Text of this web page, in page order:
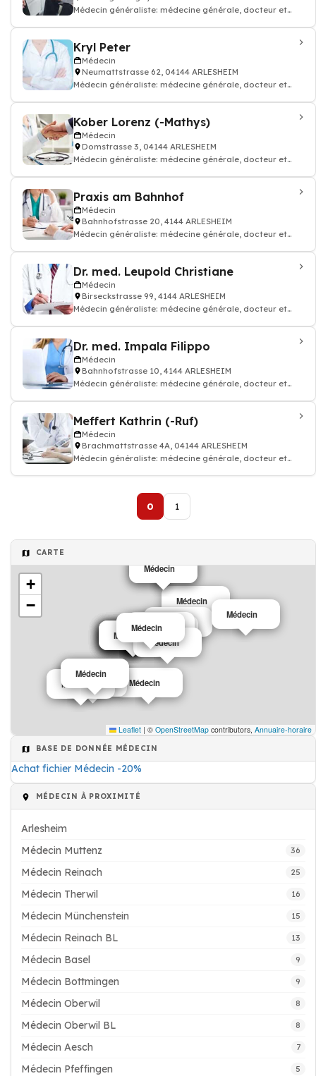
Médecin généraliste: médecine générale, docteur et
Kryl Peter
Médecin
Neumattstrasse 62, 04144 ARLESHEIM
Médecin généraliste: médecine générale, docteur et
Kober Lorenz (-Mathys)
Médecin
Domstrasse 3, 04144 ARLESHEIM
Médecin généraliste: médecine générale, docteur et
Praxis am Bahnhof
Médecin
Bahnhofstrasse 20, 4144 ARLESHEIM
Médecin généraliste: médecine générale, docteur et
Dr. med. Leupold Christiane
Médecin
Birseckstrasse 99, 4144 ARLESHEIM
Médecin généraliste: médecine générale, docteur et
Dr. med. Impala Filippo
Médecin
Bahnhofstrasse 10, 4144 ARLESHEIM
Médecin généraliste: médecine générale, docteur et
Meffert Kathrin (-Ruf)
Médecin
Brachmattstrasse 4A, 04144 ARLESHEIM
Médecin généraliste: médecine générale, docteur et
0 1
CARTE
Médecin
Médecin
Médecin
Médecin
Médecin
Médecin
Médecin
Médecin
Médecin
Médecin
Médecin
Médecin
Médecin
Médecin
Médecin
Médecin
Médecin
Médecin
Médecin
+
−
Leaflet | © OpenStreetMap contributors, Annuaire-horaire
BASE DE DONNÉE MÉDECIN
Achat fichier Médecin -20%
MÉDECIN À PROXIMITÉ
Arlesheim
Médecin Muttenz
36
Médecin Reinach 25
Médecin Therwil 16
Médecin Münchenstein 15
Médecin Reinach BL 13
Médecin Basel 9
Médecin Bottmingen 9
Médecin Oberwil 8
Médecin Oberwil BL 8
Médecin Aesch 7
Médecin Pfeffingen 5